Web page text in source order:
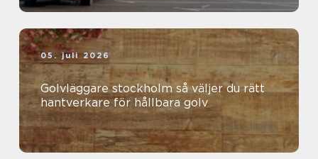
05. juli 2026
Golvläggare stockholm så väljer du rätt
hantverkare för hållbara golv